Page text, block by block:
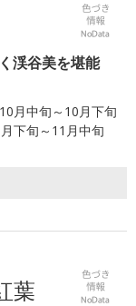
渓谷美を堪能
10月中旬～10月下旬
下旬～11月中旬
葉